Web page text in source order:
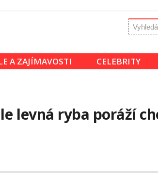
A ZAJÍMAVOSTI CELEBRITY
levná ryba poráží